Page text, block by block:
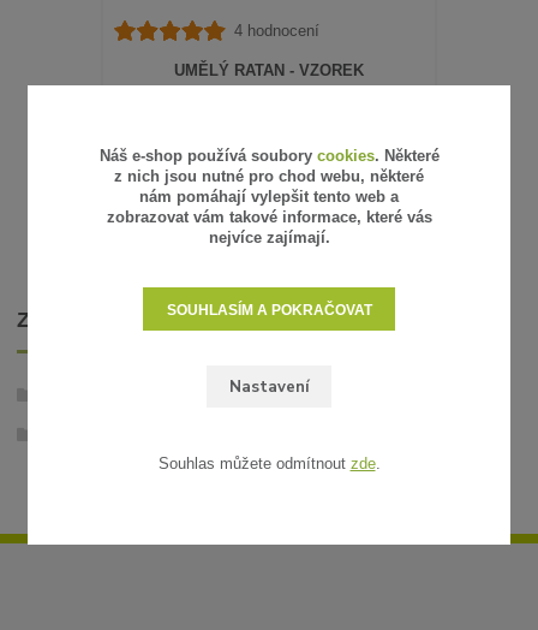
4 hodnocení
UMĚLÝ RATAN - VZOREK
ZVOLIT VARIANTU
ZBOŽÍ ZAŘAZENO V KATEGORIÍCH
Náš e-shop používá soubory cookies. Některé
z nich jsou nutné pro chod webu, některé
nám pomáhají vylepšit tento web a
zobrazovat vám takové informace, které vás
nejvíce zajímají.
Nastavení
SOUHLASÍM A POKRAČOVAT
Souhlas můžete odmítnout zde.